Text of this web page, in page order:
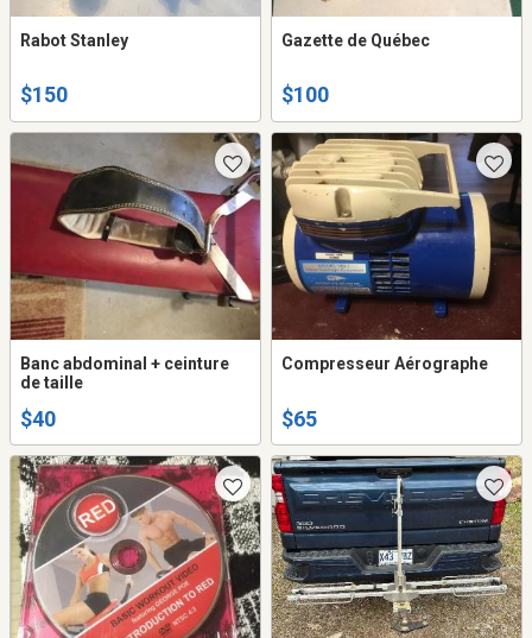
Rabot Stanley
$150
Gazette de Québec
$100
Banc abdominal + ceinture
de taille
$40
Compresseur Aérographe
$65